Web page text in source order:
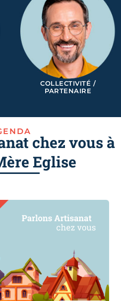
COLLECTIVITÉ /
PARTENAIRE
chez vous à
Eglise